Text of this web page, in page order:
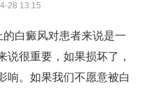
28 13:15
的白癜风对患者来说是一
说很重要，如果损坏了，
响。如果我们不愿意被白